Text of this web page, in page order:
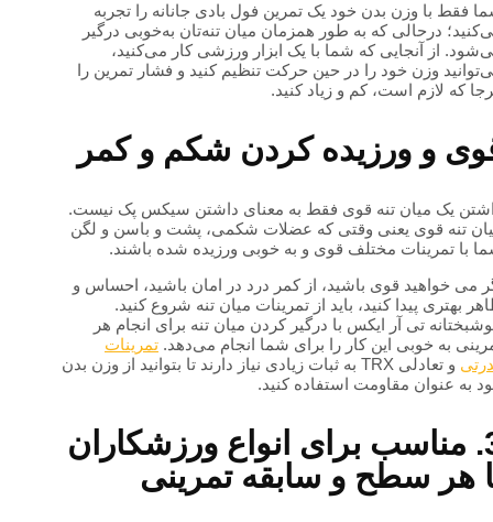
فقط با وزن بدن خود یک تمرین فول بادی جانانه را تجربه
درحالی که به طور همزمان میان تنه‌تان به‌خوبی درگیر
از آنجایی که شما با یک ابزار ورزشی کار می‌کنید،
وزن خود را در حین حرکت تنظیم کنید و فشار تمرین را
که لازم است، کم و زیاد کنید.
و ورزیده کردن شکم و کمر
یک میان تنه قوی فقط به معنای داشتن سیکس پک نیست.
تنه قوی یعنی وقتی که عضلات شکمی، پشت و باسن و لگن
با تمرینات مختلف قوی و به خوبی ورزیده شده باشند.
می خواهید قوی باشید، از کمر درد در امان باشید، احساس و
بهتری پیدا کنید، باید از تمرینات میان تنه شروع کنید.
تی آر ایکس با درگیر کردن میان تنه برای انجام هر
به خوبی این کار را برای شما انجام می‌دهد. تمرینات
و تعادلی TRX به ثبات زیادی نیاز دارند تا بتوانید از وزن بدن
به عنوان مقاومت استفاده کنید.
3. مناسب برای انواع ورزشکاران
هر سطح و سابقه تمرینی